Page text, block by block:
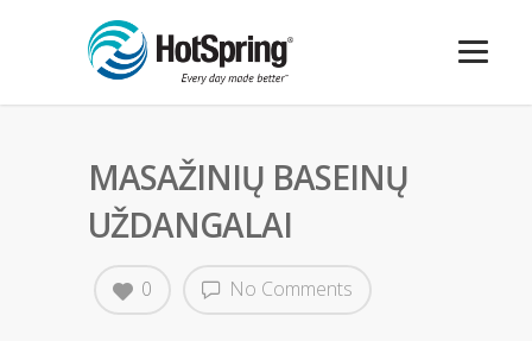
MASAŽINIŲ BASEINŲ
UŽDANGALAI
No Comments
0